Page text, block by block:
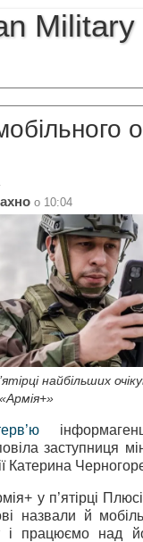
Military
о 10:04
найбільших
заступниця
Катерина
у п’ятірці
назвали й
працюємо над